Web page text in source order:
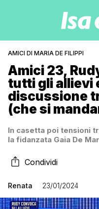
AMICI DI MARIA DE FILIPPI
Amici 23,
tutti gli allievi
discussione
(che si
In casetta poi tensioni
la fidanzata Gaia De
Condividi
Renata 23/01/2024